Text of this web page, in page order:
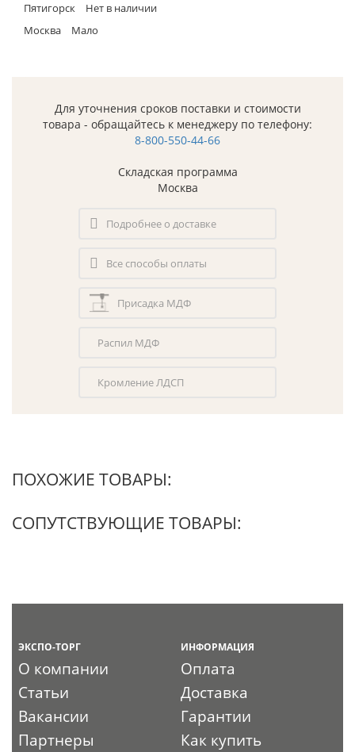
Пятигорск
Нет в наличии
Москва
Мало
Для уточнения сроков поставки и стоимости
товара - обращайтесь к менеджеру по телефону:
8-800-550-44-66
Складская программа
Москва
Подробнее о доставке
Все способы оплаты
Присадка МДФ
Распил МДФ
Кромление ЛДСП
ПОХОЖИЕ ТОВАРЫ:
СОПУТСТВУЮЩИЕ ТОВАРЫ:
ЭКСПО-ТОРГ
О компании
Статьи
Вакансии
Партнеры
ИНФОРМАЦИЯ
Оплата
Доставка
Гарантии
Как купить